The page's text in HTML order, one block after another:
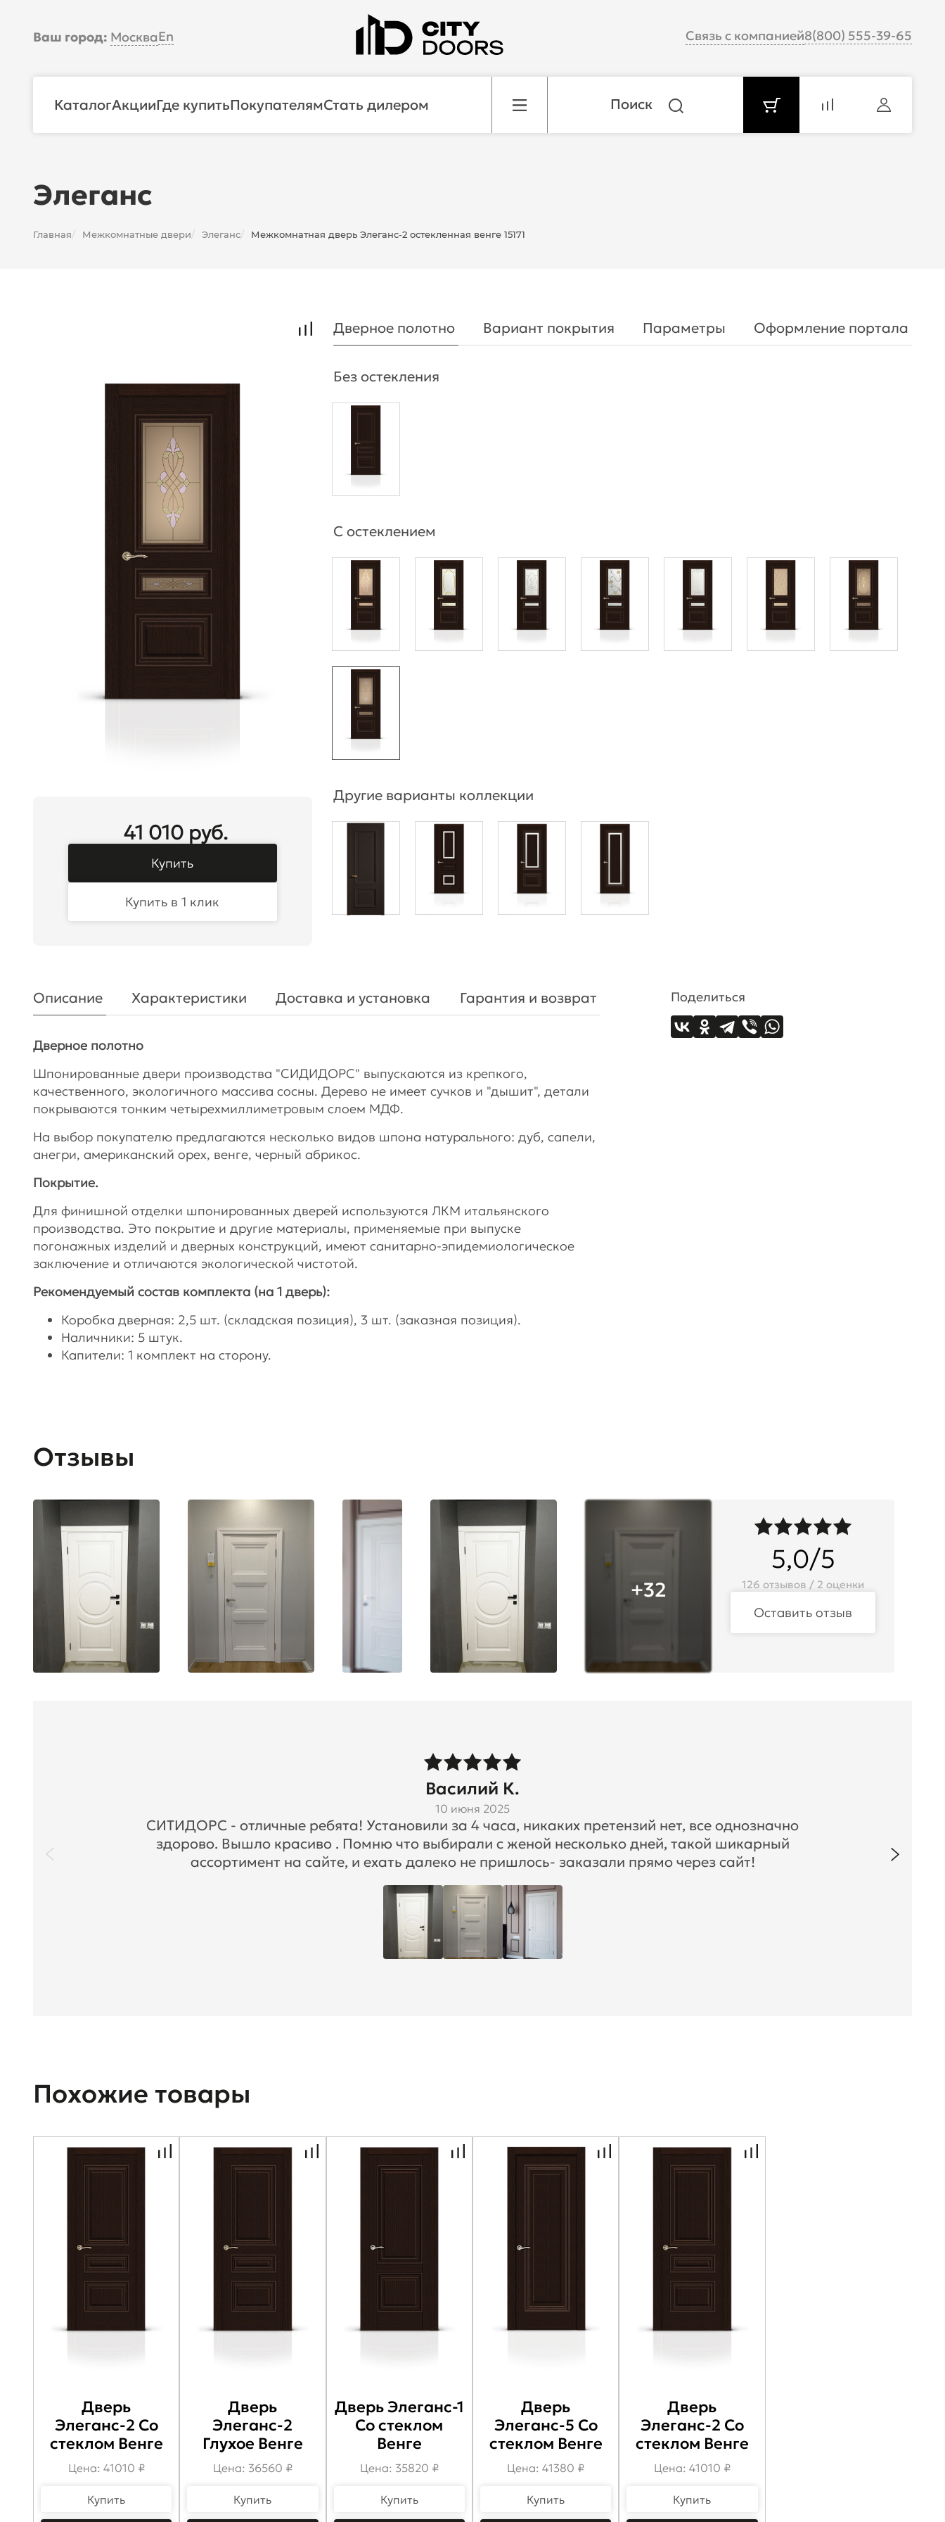
Ваш город: МоскваEn Связь с компанией8(800) 555-39-65
КаталогАкцииГде купитьПокупателямСтать дилером
Элеганс
Главная/ Межкомнатные двери/ Элеганс/ Межкомнатная дверь Элеганс-2 остекленная венге 15171
41 010 руб.
Купить
Купить в 1 клик
Дверное полотно Вариант покрытия Параметры Оформление портала
Без остекления
С остеклением
Другие варианты коллекции
Описание Характеристики Доставка и установка Гарантия и возврат
Дверное полотно
Шпонированные двери производства "СИДИДОРС" выпускаются из крепкого,
качественного, экологичного массива сосны. Дерево не имеет сучков и "дышит", детали
покрываются тонким четырехмиллиметровым слоем МДФ.
На выбор покупателю предлагаются несколько видов шпона натурального: дуб, сапели,
анегри, американский орех, венге, черный абрикос.
Покрытие.
Для финишной отделки шпонированных дверей используются ЛКМ итальянского
производства. Это покрытие и другие материалы, применяемые при выпуске
погонажных изделий и дверных конструкций, имеют санитарно-эпидемиологическое
заключение и отличаются экологической чистотой.
Рекомендуемый состав комплекта (на 1 дверь):
Коробка дверная: 2,5 шт. (складская позиция), 3 шт. (заказная позиция).
Наличники: 5 штук.
Капители: 1 комплект на сторону.
Поделиться
Отзывы
+32
5,0/5
126 отзывов / 2 оценки
Оставить отзыв
Василий К.
10 июня 2025
СИТИДОРС - отличные ребята! Установили за 4 часа, никаких претензий нет, все однозначно
здорово. Вышло красиво . Помню что выбирали с женой несколько дней, такой шикарный
ассортимент на сайте, и ехать далеко не пришлось- заказали прямо через сайт!
Похожие товары
Дверь
Элеганс-2 Со
стеклом Венге
Цена: 41010 ₽
Купить
Дверь
Элеганс-2
Глухое Венге
Цена: 36560 ₽
Купить
Дверь Элеганс-1
Со стеклом
Венге
Цена: 35820 ₽
Купить
Дверь
Элеганс-5 Со
стеклом Венге
Цена: 41380 ₽
Купить
Дверь
Элеганс-2 Со
стеклом Венге
Цена: 41010 ₽
Купить